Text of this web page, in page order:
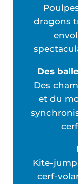
dragons
Des
Des
et du
Kite-
cerf-